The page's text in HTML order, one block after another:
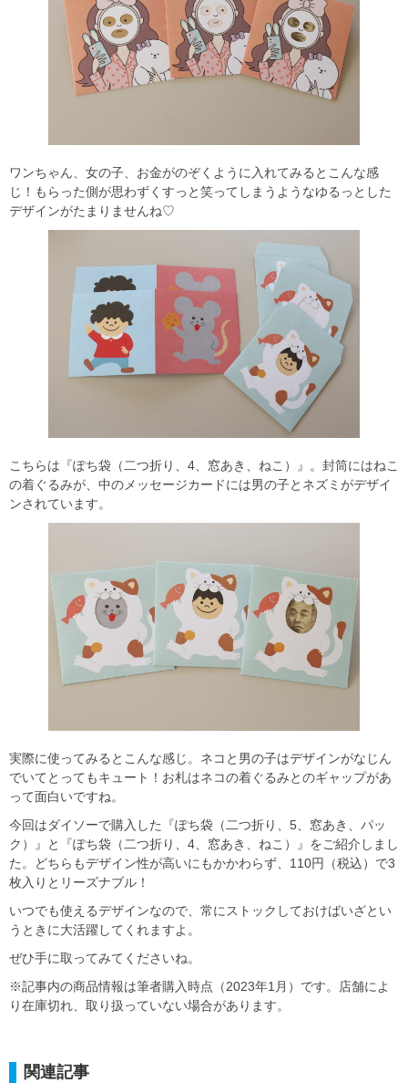
ワンちゃん、女の子、お金がのぞくように入れてみるとこんな感
じ！もらった側が思わずくすっと笑ってしまうようなゆるっとした
デザインがたまりませんね♡
こちらは『ぽち袋（二つ折り、4、窓あき、ねこ）』。封筒にはねこ
の着ぐるみが、中のメッセージカードには男の子とネズミがデザイ
ンされています。
実際に使ってみるとこんな感じ。ネコと男の子はデザインがなじん
でいてとってもキュート！お札はネコの着ぐるみとのギャップがあ
って面白いですね。
今回はダイソーで購入した『ぽち袋（二つ折り、5、窓あき、パッ
ク）』と『ぽち袋（二つ折り、4、窓あき、ねこ）』をご紹介しまし
た。どちらもデザイン性が高いにもかかわらず、110円（税込）で3
枚入りとリーズナブル！
いつでも使えるデザインなので、常にストックしておけばいざとい
うときに大活躍してくれますよ。
ぜひ手に取ってみてくださいね。
※記事内の商品情報は筆者購入時点（2023年1月）です。店舗によ
り在庫切れ、取り扱っていない場合があります。
関連記事